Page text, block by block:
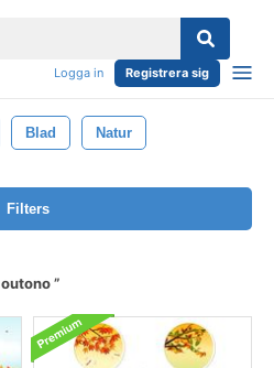
Logga in Registrera sig
Blad Natur
Filters
outono